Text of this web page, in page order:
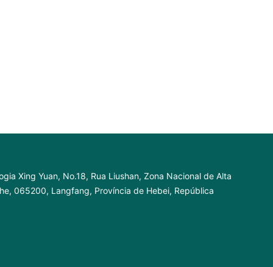
Xing Yuan, No.18, Rua Liushan, Zona Nacional de Alta
065200, Langfang, Província de Hebei, República